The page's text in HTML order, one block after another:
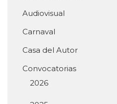
Audiovisual
Carnaval
Casa del Autor
Convocatorias
2026